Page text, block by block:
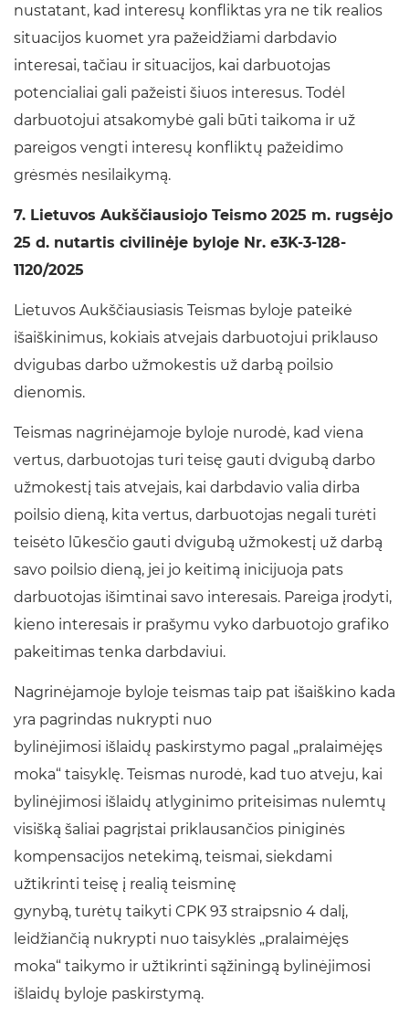
nustatant, kad interesų konfliktas yra ne tik realios
situacijos kuomet yra pažeidžiami darbdavio
interesai, tačiau ir situacijos, kai darbuotojas
potencialiai gali pažeisti šiuos interesus. Todėl
darbuotojui atsakomybė gali būti taikoma ir už
pareigos vengti interesų konfliktų pažeidimo
grėsmės nesilaikymą.
7. Lietuvos Aukščiausiojo Teismo 2025 m. rugsėjo
25 d. nutartis civilinėje byloje Nr. e3K-3-128-
1120/2025
Lietuvos Aukščiausiasis Teismas byloje pateikė
išaiškinimus, kokiais atvejais darbuotojui priklauso
dvigubas darbo užmokestis už darbą poilsio
dienomis.
Teismas nagrinėjamoje byloje nurodė, kad viena
vertus, darbuotojas turi teisę gauti dvigubą darbo
užmokestį tais atvejais, kai darbdavio valia dirba
poilsio dieną, kita vertus, darbuotojas negali turėti
teisėto lūkesčio gauti dvigubą užmokestį už darbą
savo poilsio dieną, jei jo keitimą inicijuoja pats
darbuotojas išimtinai savo interesais. Pareiga įrodyti,
kieno interesais ir prašymu vyko darbuotojo grafiko
pakeitimas tenka darbdaviui.
Nagrinėjamoje byloje teismas taip pat išaiškino kada
yra pagrindas nukrypti nuo
bylinėjimosi išlaidų paskirstymo pagal „pralaimėjęs
moka“ taisyklę. Teismas nurodė, kad tuo atveju, kai
bylinėjimosi išlaidų atlyginimo priteisimas nulemtų
visišką šaliai pagrįstai priklausančios piniginės
kompensacijos netekimą, teismai, siekdami
užtikrinti teisę į realią teisminę
gynybą, turėtų taikyti CPK 93 straipsnio 4 dalį,
leidžiančią nukrypti nuo taisyklės „pralaimėjęs
moka“ taikymo ir užtikrinti sąžiningą bylinėjimosi
išlaidų byloje paskirstymą.